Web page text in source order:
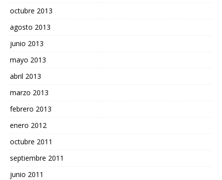
octubre 2013
agosto 2013
junio 2013
mayo 2013
abril 2013
marzo 2013
febrero 2013
enero 2012
octubre 2011
septiembre 2011
junio 2011